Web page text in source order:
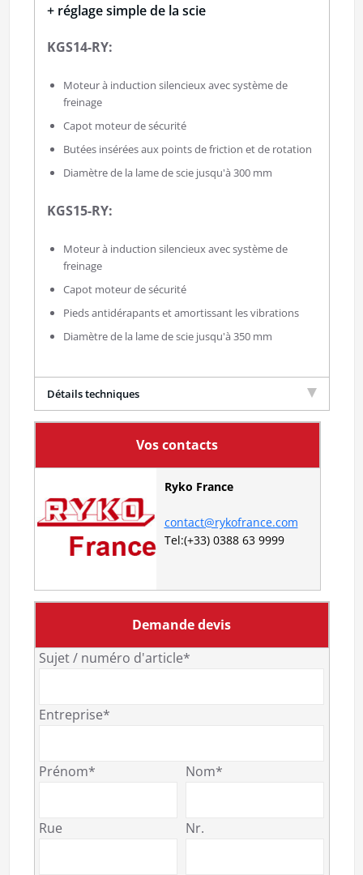
+ réglage simple de la scie
KGS14-RY:
Moteur à induction silencieux avec système de
freinage
Capot moteur de sécurité
Butées insérées aux points de friction et de rotation
Diamètre de la lame de scie jusqu'à 300 mm
KGS15-RY:
Moteur à induction silencieux avec système de
freinage
Capot moteur de sécurité
Pieds antidérapants et amortissant les vibrations
Diamètre de la lame de scie jusqu'à 350 mm
Détails techniques
Vos contacts
Ryko France
contact@rykofrance.com
Tel:(+33) 0388 63 9999
Demande devis
Sujet / numéro d'article*
Entreprise*
Prénom* Nom*
Rue Nr.